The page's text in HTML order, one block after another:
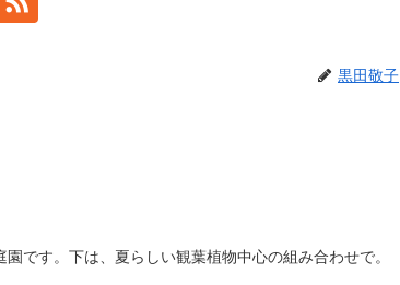
黒田敬子
です。下は、夏らしい観葉植物中心の組み合わせで。